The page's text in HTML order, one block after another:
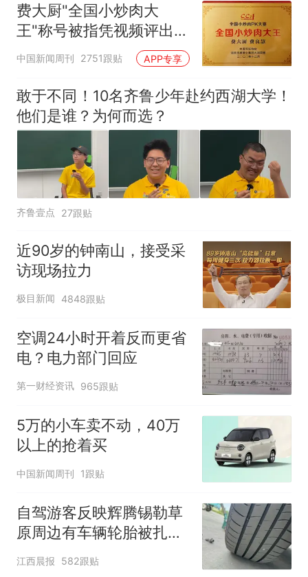
费大厨"全国小炒肉大
王"称号被指凭视频评出
官方回应
中国新闻周刊 2751跟贴 APP专享
敢于不同！10名齐鲁少年赴约西湖大学！
他们是谁？为何而选？
齐鲁壹点 27跟贴
近90岁的钟南山，接受采
访现场拉力
极目新闻 4848跟贴
空调24小时开着反而更省
电？电力部门回应
第一财经资讯 965跟贴
5万的小车卖不动，40万
以上的抢着买
中国新闻周刊 1跟贴
自驾游客反映辉腾锡勒草
原周边有车辆轮胎被扎，
修理店铺换胎价格高达千
江西晨报 582跟贴